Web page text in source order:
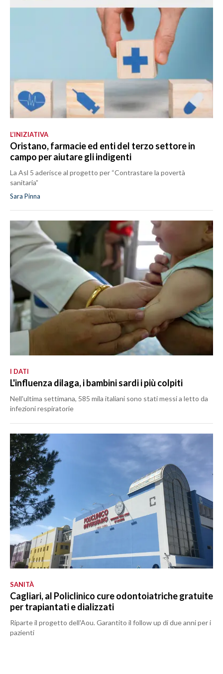
L’INIZIATIVA
Oristano, farmacie ed enti del terzo settore in
campo per aiutare gli indigenti
La Asl 5 aderisce al progetto per “Contrastare la povertà
sanitaria”
Sara Pinna
I DATI
L'influenza dilaga, i bambini sardi i più colpiti
Nell'ultima settimana, 585 mila italiani sono stati messi a letto da
infezioni respiratorie
SANITÀ
Cagliari, al Policlinico cure odontoiatriche gratuite
per trapiantati e dializzati
Riparte il progetto dell'Aou. Garantito il follow up di due anni per i
pazienti